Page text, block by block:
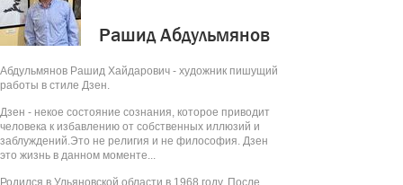
Рашид Абдульмянов
Абдульмянов Рашид Хайдарович - художник пишущий
работы в стиле Дзен.
Дзен - некое состояние сознания, которое приводит
человека к избавлению от собственных иллюзий и
заблуждений.Это не религия и не философия. Дзен
это жизнь в данном моменте...
Родился в Ульяновской области в 1968 году. После